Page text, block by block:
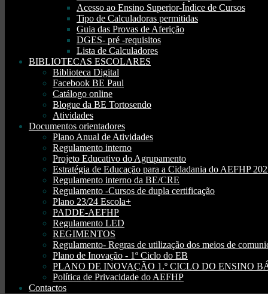
Acesso ao Ensino Superior-Índice de Cursos
Tipo de Calculadoras permitidas
Guia das Provas de Aferição
DGES- pré -requisitos
Lista de Calculadores
BIBLIOTECAS ESCOLARES
Biblioteca Digital
Facebook BE Paul
Catálogo online
Blogue da BE Tortosendo
Atividades
Documentos orientadores
Plano Anual de Atividades
Regulamento interno
Projeto Educativo do Agrupamento
Estratégia de Educação para a Cidadania do AEFHP
Regulamento interno da BE/CRE
Regulamento -Cursos de dupla certificação
Plano 23/24 Escola+
PADDE-AEFHP
Regulamento LED
REGIMENTOS
Regulamento- Regras de utilização dos meios de
Plano de Inovação - 1º Ciclo do EB
PLANO DE INOVAÇÃO 1.º CICLO DO ENSINO
Política de Privacidade do AEFHP
Contactos